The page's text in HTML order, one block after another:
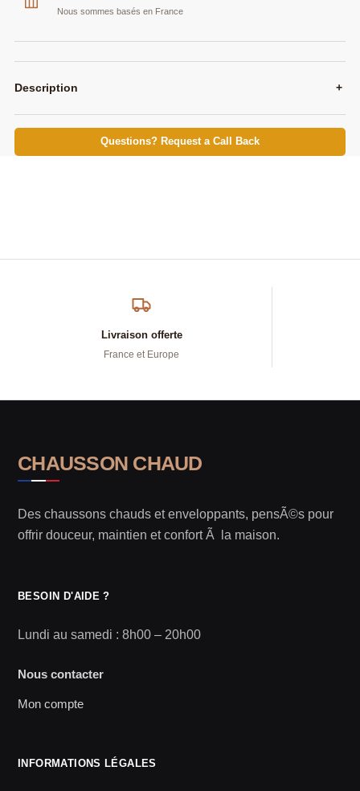
Nous sommes basés en France
Description +
Questions? Request a Call Back
Livraison offerte
France et Europe
CHAUSSON CHAUD
Des chaussons chauds et enveloppants, pensÃ©s pour
offrir douceur, maintien et confort Ã la maison.
BESOIN D'AIDE ?
Lundi au samedi : 8h00 – 20h00
Nous contacter
Mon compte
INFORMATIONS LÉGALES